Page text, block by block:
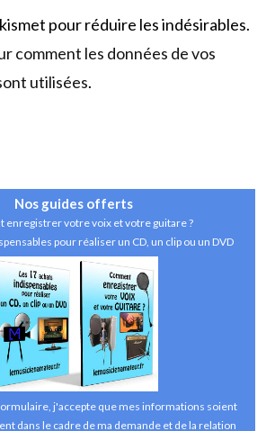
pour réduire les indésirables.
comment les données de vos
utilisées.
Nos guides offerts
enregistrer votre voix et votre guitare ?
pour réaliser un CD, un clip ou un DVD
j'accepte que mes informations soient
dans le cadre de ma demande et de la relation